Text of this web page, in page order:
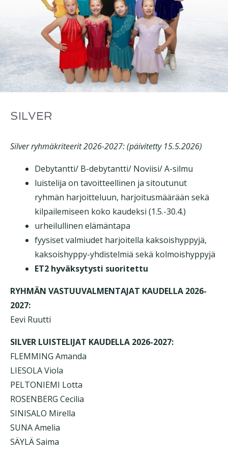
SILVER
Silver ryhmäkriteerit 2026-2027: (päivitetty 15.5.2026)
Debytantti/ B-debytantti/ Noviisi/ A-silmu
luistelija on tavoitteellinen ja sitoutunut
ryhmän harjoitteluun, harjoitusmäärään sekä
kilpailemiseen koko kaudeksi (1.5.-30.4.)
urheilullinen elämäntapa
fyysiset valmiudet harjoitella kaksoishyppyjä,
kaksoishyppy-yhdistelmiä sekä kolmoishyppyjä
ET2 hyväksytysti suoritettu
RYHMÄN VASTUUVALMENTAJAT KAUDELLA 2026-
2027:
Eevi Ruutti
SILVER LUISTELIJAT KAUDELLA 2026-2027:
FLEMMING Amanda
LIESOLA Viola
PELTONIEMI Lotta
ROSENBERG Cecilia
SINISALO Mirella
SUNA Amelia
SÄYLÄ Saima